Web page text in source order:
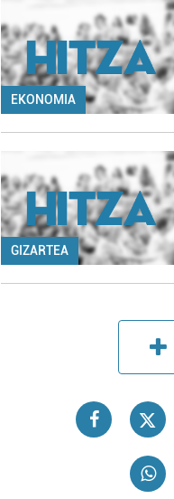
EKONOMIA
GIZARTEA